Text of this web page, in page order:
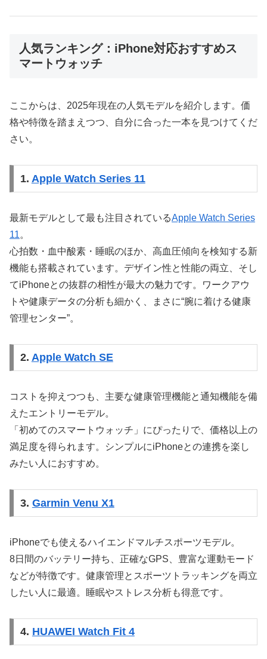
人気ランキング：iPhone対応おすすめス
マートウォッチ
ここからは、2025年現在の人気モデルを紹介します。価
格や特徴を踏まえつつ、自分に合った一本を見つけてくだ
さい。
1. Apple Watch Series 11
最新モデルとして最も注目されているApple Watch Series
11。
心拍数・血中酸素・睡眠のほか、高血圧傾向を検知する新
機能も搭載されています。デザイン性と性能の両立、そし
てiPhoneとの抜群の相性が最大の魅力です。ワークアウ
トや健康データの分析も細かく、まさに“腕に着ける健康
管理センター”。
2. Apple Watch SE
コストを抑えつつも、主要な健康管理機能と通知機能を備
えたエントリーモデル。
「初めてのスマートウォッチ」にぴったりで、価格以上の
満足度を得られます。シンプルにiPhoneとの連携を楽し
みたい人におすすめ。
3. Garmin Venu X1
iPhoneでも使えるハイエンドマルチスポーツモデル。
8日間のバッテリー持ち、正確なGPS、豊富な運動モード
などが特徴です。健康管理とスポーツトラッキングを両立
したい人に最適。睡眠やストレス分析も得意です。
4. HUAWEI Watch Fit 4